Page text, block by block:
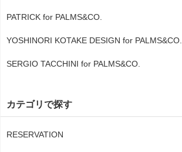
PATRICK for PALMS&CO.
YOSHINORI KOTAKE DESIGN for PALMS&CO.
SERGIO TACCHINI for PALMS&CO.
カテゴリで探す
RESERVATION